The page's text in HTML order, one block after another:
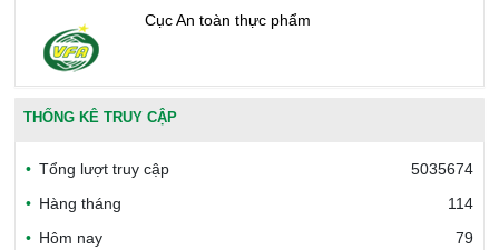
Cục An toàn thực phẩm
Văn phòng công nhận chất lượng
THỐNG KÊ TRUY CẬP
Tổng lượt truy cập
5035674
Hàng tháng
114
Hôm nay
79